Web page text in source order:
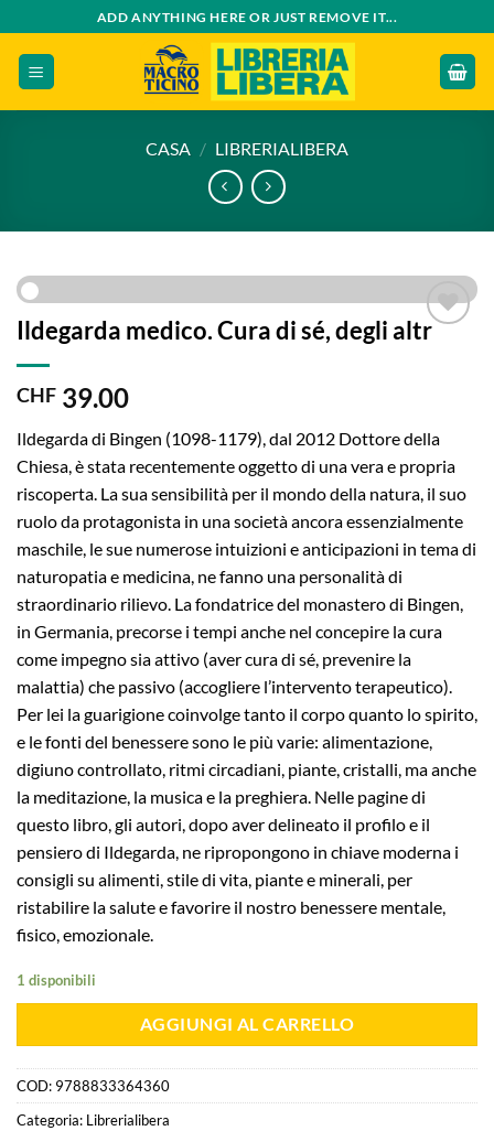
ai
contenuti
ADD ANYTHING HERE OR JUST REMOVE IT...
CASA / LIBRERIALIBERA
Add to
Ildegarda medico. Cura di sé, degli altr
CHF 39.00
Ildegarda di Bingen (1098-1179), dal 2012 Dottore della
Chiesa, è stata recentemente oggetto di una vera e propria
riscoperta. La sua sensibilità per il mondo della natura, il suo
ruolo da protagonista in una società ancora essenzialmente
maschile, le sue numerose intuizioni e anticipazioni in tema di
naturopatia e medicina, ne fanno una personalità di
straordinario rilievo. La fondatrice del monastero di Bingen,
in Germania, precorse i tempi anche nel concepire la cura
come impegno sia attivo (aver cura di sé, prevenire la
malattia) che passivo (accogliere l’intervento terapeutico).
Per lei la guarigione coinvolge tanto il corpo quanto lo spirito,
e le fonti del benessere sono le più varie: alimentazione,
digiuno controllato, ritmi circadiani, piante, cristalli, ma anche
la meditazione, la musica e la preghiera. Nelle pagine di
questo libro, gli autori, dopo aver delineato il profilo e il
pensiero di Ildegarda, ne ripropongono in chiave moderna i
consigli su alimenti, stile di vita, piante e minerali, per
ristabilire la salute e favorire il nostro benessere mentale,
fisico, emozionale.
1 disponibili
AGGIUNGI AL CARRELLO
COD: 9788833364360
Categoria: Librerialibera